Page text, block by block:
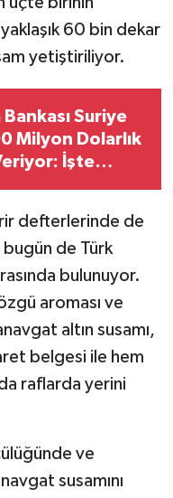
60 bin dekar
yetiştiriliyor.
Bankası Suriye
Milyon Dolarlık
İşte
defterlerinde de
bugün de Türk
bulunuyor.
aroması ve
altın susamı,
belgesi ile hem
raflarda yerini
ve
susamını